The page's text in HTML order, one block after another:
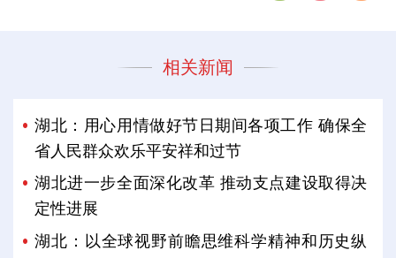
相关新闻
湖北：用心用情做好节日期间各项工作 确保全
省人民群众欢乐平安祥和过节
湖北进一步全面深化改革 推动支点建设取得决
定性进展
湖北：以全球视野前瞻思维科学精神和历史纵